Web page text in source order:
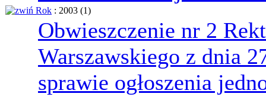
Rok : 2003 ‎(1)
Obwieszczenie nr 2
Warszawskiego z dnia
sprawie ogłoszenia